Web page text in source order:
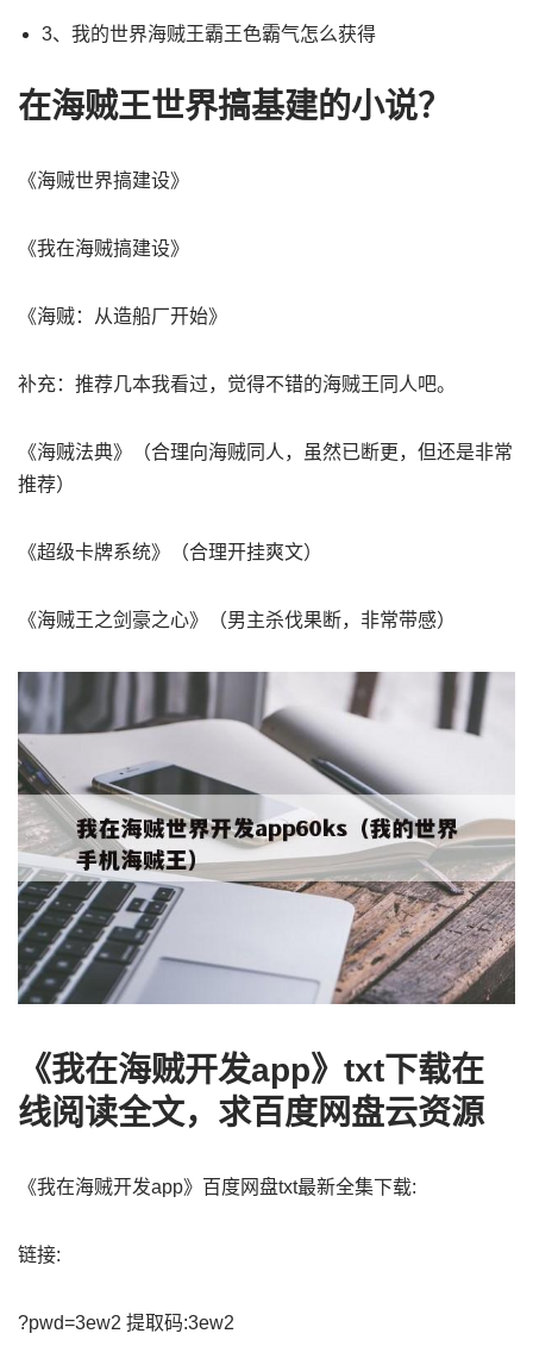
3、我的世界海贼王霸王色霸气怎么获得
在海贼王世界搞基建的小说？
《海贼世界搞建设》
《我在海贼搞建设》
《海贼：从造船厂开始》
补充：推荐几本我看过，觉得不错的海贼王同人吧。
《海贼法典》（合理向海贼同人，虽然已断更，但还是非常
推荐）
《超级卡牌系统》（合理开挂爽文）
《海贼王之剑豪之心》（男主杀伐果断，非常带感）
《我在海贼开发app》txt下载在
线阅读全文，求百度网盘云资源
《我在海贼开发app》百度网盘txt最新全集下载:
链接:
?pwd=3ew2 提取码:3ew2